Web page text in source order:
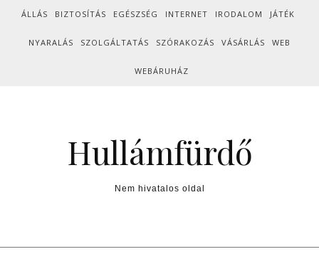
Skip to content
ÁLLÁS BIZTOSÍTÁS EGÉSZSÉG INTERNET IRODALOM JÁTÉK
NYARALÁS SZOLGÁLTATÁS SZÓRAKOZÁS VÁSÁRLÁS WEB
WEBÁRUHÁZ
Hullámfürdő
Nem hivatalos oldal